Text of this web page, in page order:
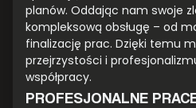
planów. Oddając nam swoje
kompleksową obsługę – od
finalizację prac. Dzięki temu
przejrzystości i
współpracy.
PROFESJONALNE